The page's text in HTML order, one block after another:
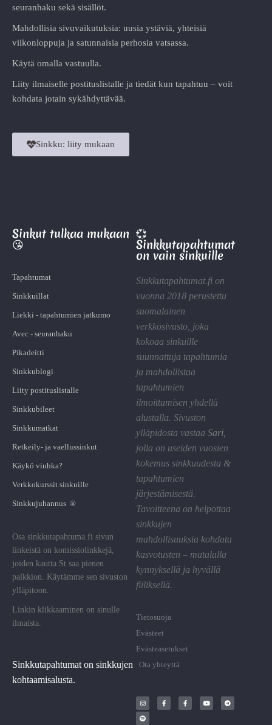
seuranhaku sekä sisällöt.
Mahdollisia sivuvaikutuksia: uusia ystäviä, yhteisiä
viikonloppuja ja satunnaisia perhosia vatsassa.
Käytä omalla vastuulla.
Liity ilmaiselle postituslistalle ja tiedät kun tapahtuu – voit
kohdata jotain sykähdyttävää.
Sinkku: liity mukaan
Sinkut tulkaa mukaan
😘
Tapahtumat
Sinkkuillat
Liekki - tapahtumien jatkumo
Avec - seuranhaku
Pikadeitti
Sinkkublogi
Liity postituslistalle
Sinkkubileet
Sinkkumatkat
Retkeily- ja vaellussinkut
Käykö viuhka?
Verkkokurssit sinkuille
Sinkkujuhannus ®
Osa sinkkutapahtuma.fi sivun
linkeistä on komissiolinkkejä,
joiden kautta St saa pienen
palkkion. Käytämme sen sivuston
ylläpitoon.
Linkin klikkaaminen on sinulle
ilmaista.
Sinkkutapahtumat on sinkkujen
kohtaamisalusta.
💞
Sinkkutapahtumat
on vain sinkuille
Sinkkutapahtumat.fi on
vuonna 2018 perustettu
suomalainen
verkkosivusto, joka
kokoaa sinkuille
suunnattuja tapahtumia
ja mahdollistaa
tapahtumien
ilmoittamisen yhdellä
alustalla. Sivuston
ylläpidosta vastaa Sari
jolla on useiden vuosien
kokemus sinkkuudesta &
tapahtumien
järjestämisestä.
Tavoitteena on helpottaa
sinkkujen
mahdollisuuksia kohdata
kasvotusten – matalalla
kynnyksellä ja hyvällä
fiiliksellä.
Tietosuoja
Evästeet
Evästeasetukset
Ota yhteyttä